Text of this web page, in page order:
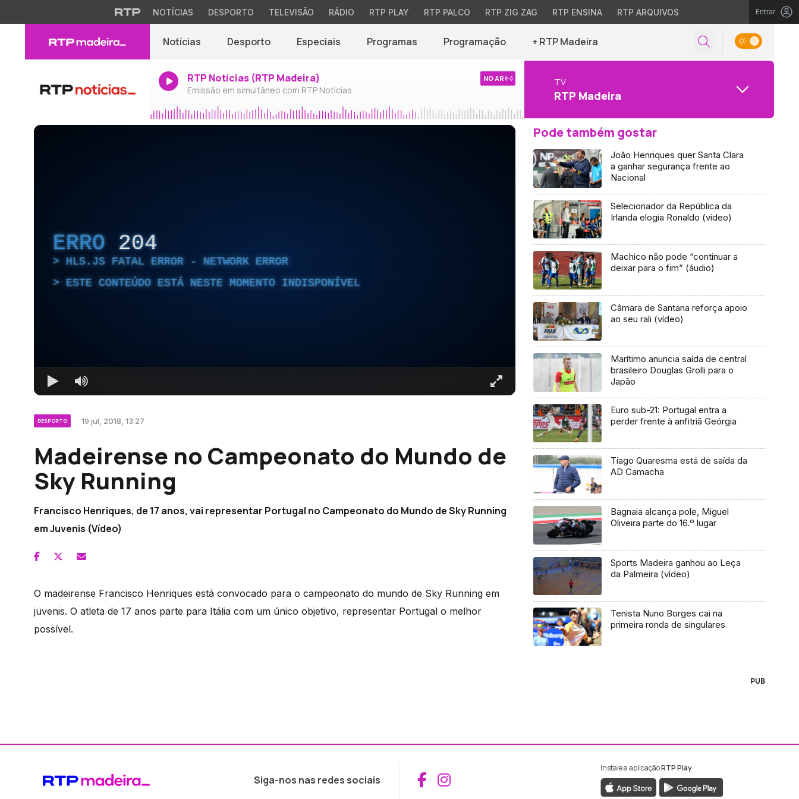
NOTÍCIAS DESPORTO TELEVISÃO RÁDIO RTP PLAY RTP PALCO RTP ZIG ZAG RTP ENSINA RTP ARQUIVOS Entrar
Notícias Desporto Especiais Programas Programação + RTP Madeira
RTP Notícias (RTP Madeira)
Emissão em simultâneo com RTP Notícias
NO AR TV
RTP Madeira
ERRO 204
HLS.JS FATAL ERROR - NETWORK ERROR
ESTE CONTEÚDO ESTÁ NESTE MOMENTO INDISPONÍVEL
DESPORTO 19 jul, 2018, 13:27
Madeirense no Campeonato do Mundo de
Sky Running
Francisco Henriques, de 17 anos, vai representar Portugal no Campeonato do Mundo de Sky Running
em Juvenis (Vídeo)
O madeirense Francisco Henriques está convocado para o campeonato do mundo de Sky Running em
juvenis. O atleta de 17 anos parte para Itália com um único objetivo, representar Portugal o melhor
possível.
Pode também gostar
João Henriques quer Santa Clara
a ganhar segurança frente ao
Nacional
Selecionador da República da
Irlanda elogia Ronaldo (vídeo)
Machico não pode “continuar a
deixar para o fim” (áudio)
Câmara de Santana reforça apoio
ao seu rali (vídeo)
Marítimo anuncia saída de central
brasileiro Douglas Grolli para o
Japão
Euro sub-21: Portugal entra a
perder frente à anfitriã Geórgia
Tiago Quaresma está de saída da
AD Camacha
Bagnaia alcança pole, Miguel
Oliveira parte do 16.º lugar
Sports Madeira ganhou ao Leça
da Palmeira (vídeo)
Tenista Nuno Borges cai na
primeira ronda de singulares
PUB
Siga-nos nas redes sociais Aceder ao Facebook da RTP Madeira
Aceder ao Instagram da RTP Madeira
Instale a aplicaçãoRTP Play